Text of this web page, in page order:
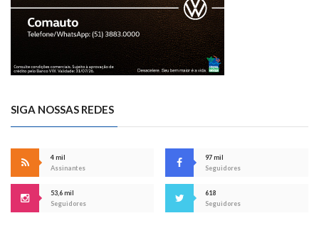
SIGA NOSSAS REDES
4 mil
Assinantes
97 mil
Seguidores
53,6 mil
Seguidores
618
Seguidores